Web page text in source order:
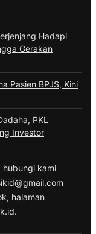
Hadapi
Gerakan
Pasien BPJS, Kini
PKL
Investor
kami
halaman